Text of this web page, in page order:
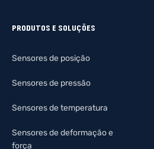
PRODUTOS E SOLUÇÕES
Sensores de posição
Sensores de pressão
Sensores de temperatura
Sensores de deformação e
força